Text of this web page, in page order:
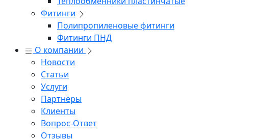
Фитинги
Полипропиленовые фитинги
Фитинги ПНД
О компании
Новости
Статьи
Услуги
Партнёры
Клиенты
Вопрос-Ответ
Отзывы